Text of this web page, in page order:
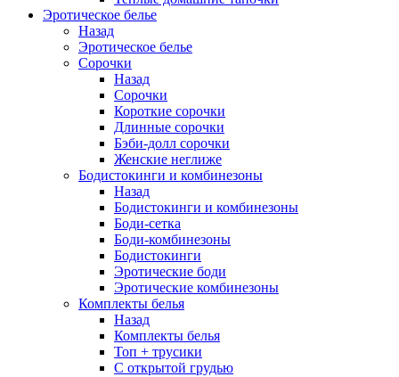
Эротическое белье
Назад
Эротическое белье
Сорочки
Назад
Сорочки
Короткие сорочки
Длинные сорочки
Бэби-долл сорочки
Женские неглиже
Бодистокинги и комбинезоны
Назад
Бодистокинги и комбинезоны
Боди-сетка
Боди-комбинезоны
Бодистокинги
Эротические боди
Эротические комбинезоны
Комплекты белья
Назад
Комплекты белья
Топ + трусики
С открытой грудью